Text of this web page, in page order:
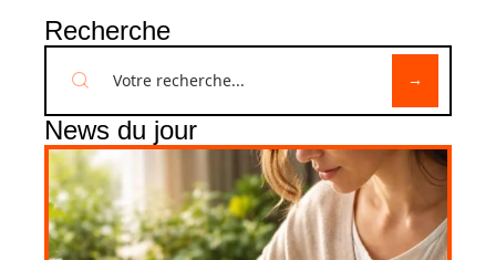
Recherche
News du jour